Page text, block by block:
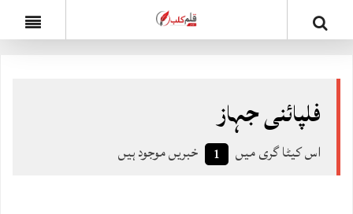
فلپائنی جہاز
اس کیٹا گری میں 1 خبریں موجود ہیں